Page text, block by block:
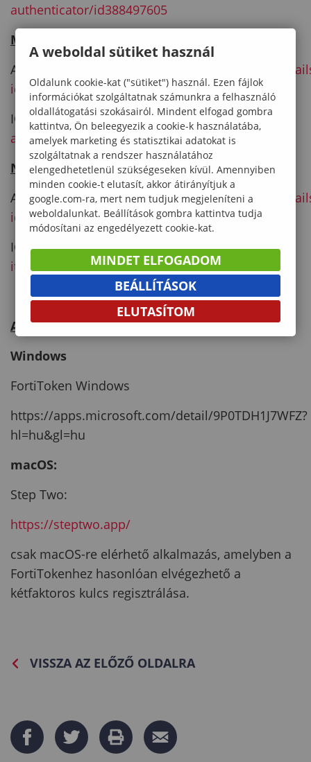
authenticator/id388497605
Microsoft Authenticator
Android:
https://play.google.com/store/apps/
id=com.azure.authenticator&hl=hu
IOS:https://apps.apple.com/hu/app/microsoft-
authenticator/id983156458?l=hu
NISZ Hitelesítő:
Android:https://play.google.com/store/apps/
id=hu.innobile.niszauth&hl=hu
IOS:https://apps.apple.com/hu/app/nisz-
iteles%C3%ADt%C5%91/id1603444961?l=hu2.1.2
Asztali alkalmazás:
Windows
FortiToken Windows
https://apps.microsoft.com/detail/9P0TDH1J7WFZ?
hl=hu&gl=hu
macOS:
Step Two:
https://steptwo.app/
csak macOS-re elérhető alkalmazás, amelyben a
FortiTokenhez hasonlóan elvégezhető a
kétfaktoros kulcs regisztrálása.
VISSZA AZ ELŐZŐ OLDALRA
A weboldal sütiket használ
Oldalunk cookie-kat ("sütiket") használ. Ezen fájlok
információkat szolgáltatnak számunkra a felhasználó
oldallátogatási szokásairól. Mindent elfogad gombra
kattintva, Ön beleegyezik a cookie-k használatába,
amelyek marketing és statisztikai adatokat is
szolgáltatnak a rendszer használatához
elengedhetetlenül szükségeseken kívül. Amennyiben
minden cookie-t elutasít, akkor átirányítjuk a
google.com-ra, mert nem tudjuk megjeleníteni a
weboldalunkat. Beállítások gombra kattintva tudja
módosítani az engedélyezett cookie-kat.
MINDET ELFOGADOM
BEÁLLÍTÁSOK
ELUTASÍTOM